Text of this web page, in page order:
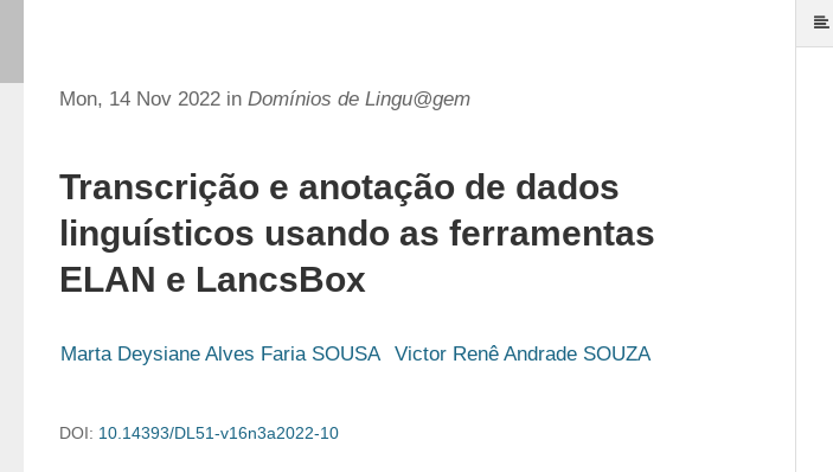
Mon, 14 Nov 2022 in Domínios de Lingu@gem
Transcrição e anotação de dados
linguísticos usando as ferramentas
ELAN e LancsBox
Marta Deysiane Alves Faria SOUSA Victor Renê Andrade SOUZA
DOI: 10.14393/DL51-v16n3a2022-10